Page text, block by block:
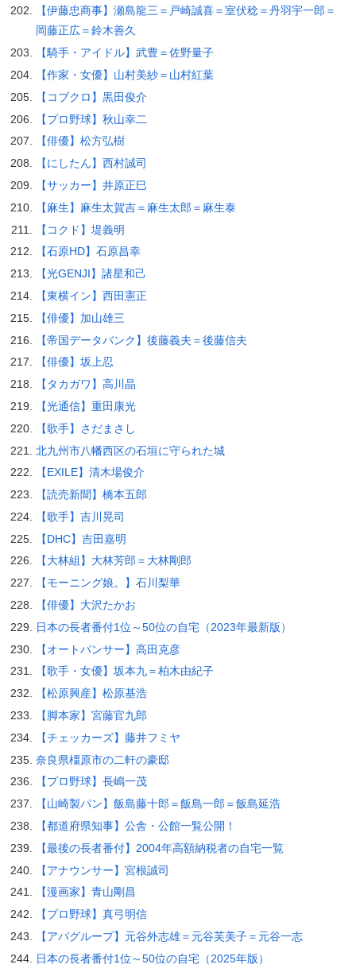
【伊藤忠商事】瀬島龍三＝戸崎誠喜＝室伏稔＝丹羽宇一郎＝
岡藤正広＝鈴木善久
【騎手・アイドル】武豊＝佐野量子
【作家・女優】山村美紗＝山村紅葉
【コブクロ】黒田俊介
【プロ野球】秋山幸二
【俳優】松方弘樹
【にしたん】西村誠司
【サッカー】井原正巳
【麻生】麻生太賀吉＝麻生太郎＝麻生泰
【コクド】堤義明
【石原HD】石原昌幸
【光GENJI】諸星和己
【東横イン】西田憲正
【俳優】加山雄三
【帝国データバンク】後藤義夫＝後藤信夫
【俳優】坂上忍
【タカガワ】高川晶
【光通信】重田康光
【歌手】さだまさし
北九州市八幡西区の石垣に守られた城
【EXILE】清木場俊介
【読売新聞】橋本五郎
【歌手】吉川晃司
【DHC】吉田嘉明
【大林組】大林芳郎＝大林剛郎
【モーニング娘。】石川梨華
【俳優】大沢たかお
日本の長者番付1位～50位の自宅（2023年最新版）
【オートパンサー】高田克彦
【歌手・女優】坂本九＝柏木由紀子
【松原興産】松原基浩
【脚本家】宮藤官九郎
【チェッカーズ】藤井フミヤ
奈良県橿原市の二軒の豪邸
【プロ野球】長嶋一茂
【山崎製パン】飯島藤十郎＝飯島一郎＝飯島延浩
【都道府県知事】公舎・公館一覧公開！
【最後の長者番付】2004年高額納税者の自宅一覧
【アナウンサー】宮根誠司
【漫画家】青山剛昌
【プロ野球】真弓明信
【アパグループ】元谷外志雄＝元谷芙美子＝元谷一志
日本の長者番付1位～50位の自宅（2025年版）